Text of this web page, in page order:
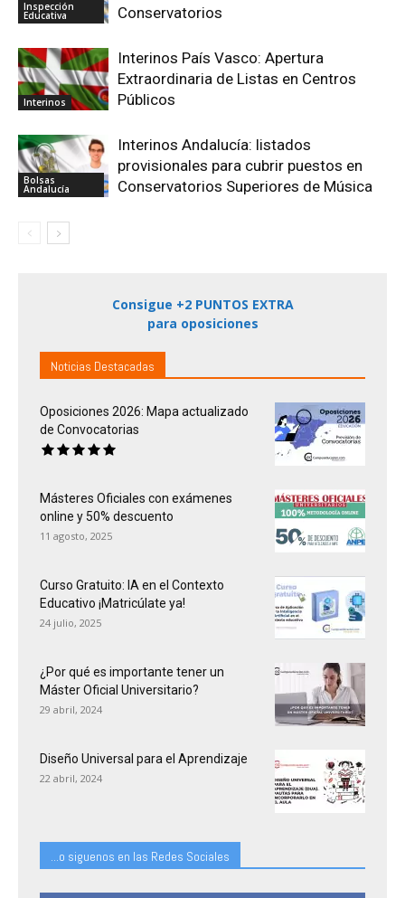
Inspección
Educativa
Conservatorios
Interinos
Interinos País Vasco: Apertura
Extraordinaria de Listas en Centros
Públicos
Bolsas
Andalucía
Interinos Andalucía: listados
provisionales para cubrir puestos en
Conservatorios Superiores de Música
Consigue +2 PUNTOS EXTRA
para oposiciones
Noticias Destacadas
Oposiciones 2026: Mapa actualizado
de Convocatorias
Másteres Oficiales con exámenes
online y 50% descuento
11 agosto, 2025
Curso Gratuito: IA en el Contexto
Educativo ¡Matricúlate ya!
24 julio, 2025
¿Por qué es importante tener un
Máster Oficial Universitario?
29 abril, 2024
Diseño Universal para el Aprendizaje
22 abril, 2024
...o siguenos en las Redes Sociales